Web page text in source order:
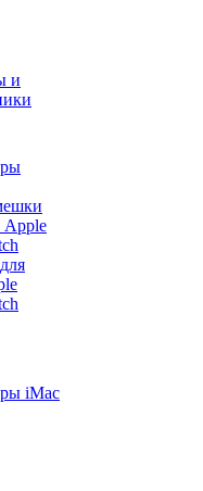
и
Apple
iMac